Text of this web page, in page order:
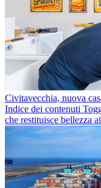
Civitavecchia, nuova
Indice dei contenuti
che restituisce bellezza